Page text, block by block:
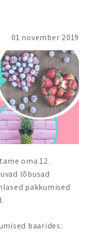
01 november 2019
oma 12.
lõbusad
pakkumised
baarides: